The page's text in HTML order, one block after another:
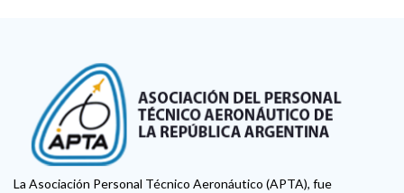
La Asociación Personal Técnico Aeronáutico (APTA), fue